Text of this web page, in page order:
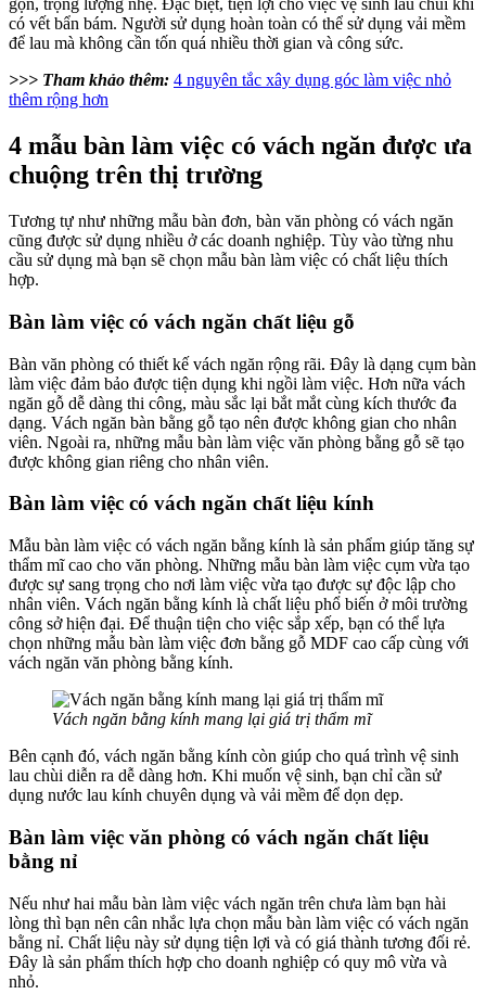
gọn, trọng lượng nhẹ. Đặc biệt, tiện lợi cho việc vệ sinh lau chùi khi
có vết bẩn bám. Người sử dụng hoàn toàn có thể sử dụng vải mềm
để lau mà không cần tốn quá nhiều thời gian và công sức.
>>> Tham khảo thêm: 4 nguyên tắc xây dụng góc làm việc nhỏ
thêm rộng hơn
4 mẫu bàn làm việc có vách ngăn được ưa
chuộng trên thị trường
Tương tự như những mẫu bàn đơn, bàn văn phòng có vách ngăn
cũng được sử dụng nhiều ở các doanh nghiệp. Tùy vào từng nhu
cầu sử dụng mà bạn sẽ chọn mẫu bàn làm việc có chất liệu thích
hợp.
Bàn làm việc có vách ngăn chất liệu gỗ
Bàn văn phòng có thiết kế vách ngăn rộng rãi. Đây là dạng cụm bàn
làm việc đảm bảo được tiện dụng khi ngồi làm việc. Hơn nữa vách
ngăn gỗ dễ dàng thi công, màu sắc lại bắt mắt cùng kích thước đa
dạng. Vách ngăn bàn bằng gỗ tạo nên được không gian cho nhân
viên. Ngoài ra, những mẫu bàn làm việc văn phòng bằng gỗ sẽ tạo
được không gian riêng cho nhân viên.
Bàn làm việc có vách ngăn chất liệu kính
Mẫu bàn làm việc có vách ngăn bằng kính là sản phẩm giúp tăng sự
thẩm mĩ cao cho văn phòng. Những mẫu bàn làm việc cụm vừa tạo
được sự sang trọng cho nơi làm việc vừa tạo được sự độc lập cho
nhân viên. Vách ngăn bằng kính là chất liệu phổ biến ở môi trường
công sở hiện đại. Để thuận tiện cho việc sắp xếp, bạn có thể lựa
chọn những mẫu bàn làm việc đơn bằng gỗ MDF cao cấp cùng với
vách ngăn văn phòng bằng kính.
Vách ngăn bằng kính mang lại giá trị thẩm mĩ
Bên cạnh đó, vách ngăn bằng kính còn giúp cho quá trình vệ sinh
lau chùi diễn ra dễ dàng hơn. Khi muốn vệ sinh, bạn chỉ cần sử
dụng nước lau kính chuyên dụng và vải mềm để dọn dẹp.
Bàn làm việc văn phòng có vách ngăn chất liệu
bằng nỉ
Nếu như hai mẫu bàn làm việc vách ngăn trên chưa làm bạn hài
lòng thì bạn nên cân nhắc lựa chọn mẫu bàn làm việc có vách ngăn
bằng nỉ. Chất liệu này sử dụng tiện lợi và có giá thành tương đối rẻ.
Đây là sản phẩm thích hợp cho doanh nghiệp có quy mô vừa và
nhỏ.